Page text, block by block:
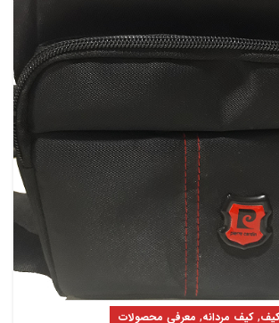
, کیف مردانه, معرفی محصولات